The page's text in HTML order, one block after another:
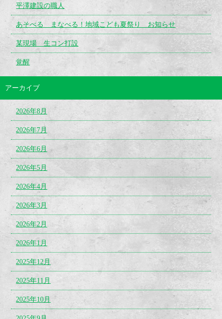
平澤建設の職人
あそべる まなべる！地域こども夏祭り お知らせ
某現場 生コン打設
覚醒
アーカイブ
2026年8月
2026年7月
2026年6月
2026年5月
2026年4月
2026年3月
2026年2月
2026年1月
2025年12月
2025年11月
2025年10月